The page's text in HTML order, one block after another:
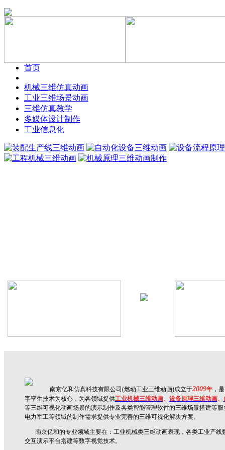
首页
机械三维仿真动画
工业三维场景动画
三维仿真教学
多媒体设计制作
工业信息化
南京亿和仿真科技有限公司(燃动工业三维动画)成立于2009年，
字孪生技术为核心，为各领域提供工业机械三维动画、 设备原理三维动画、
等三维可视化动画场景的演示制作及各类智能管理软件的三维场景搭建等
电力军工等领域的制作需求提供专业完善的三维可视化解决方案。
南京亿和的专业领域主要在： 工业机械类三维动画表现，各类工业产线
交互演示平台搭建等数字视觉技术。